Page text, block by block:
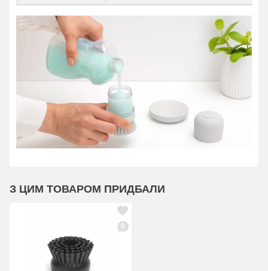
З ЦИМ ТОВАРОМ ПРИДБАЛИ
0